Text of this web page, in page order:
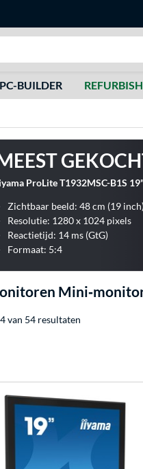
PC-BUILDER
ProLite T1932MSC-B1S
Zichtbaar beeld: 48 cm (19
Resolutie: 1280 x 1024 pixels
Reactietijd: 14 ms (GtG)
Formaat: 5:4
van 54 resultaten